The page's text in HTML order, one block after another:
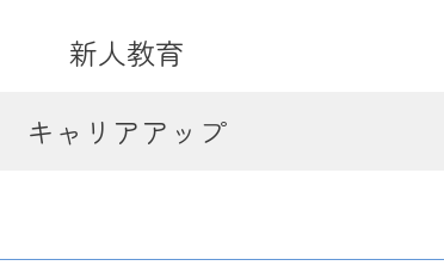
新人教育
キャリアアップ